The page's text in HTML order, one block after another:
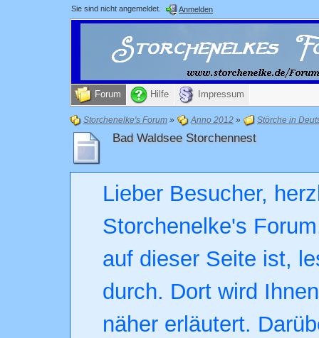
Sie sind nicht angemeldet. Anmelden
Forum Hilfe Impressum
Storchenelke's Forum » Anno 2012 » Störche in
Bad Waldsee Storchennest
Lieber Besucher,
Storchenelke's
auf dieser Seite ist,
durch. Dort wird
näher erläutert.